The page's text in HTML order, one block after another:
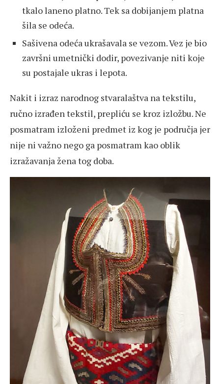
tkalo laneno platno. Tek sa dobijanjem platna
šila se odeća.
Sašivena odeća ukrašavala se vezom. Vez je bio
završni umetnički dodir, povezivanje niti koje
su postajale ukras i lepota.
Nakit i izraz narodnog stvaralaštva na tekstilu,
ručno izrađen tekstil, prepliću se kroz izložbu. Ne
posmatram izloženi predmet iz kog je područja jer
nije ni važno nego ga posmatram kao oblik
izražavanja žena tog doba.